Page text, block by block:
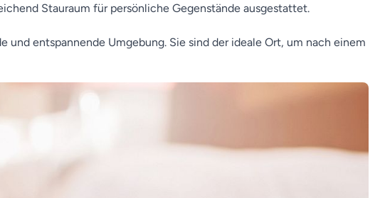
Stauraum für persönliche Gegenstände ausgestattet.
entspannende Umgebung. Sie sind der ideale Ort, um nach einem